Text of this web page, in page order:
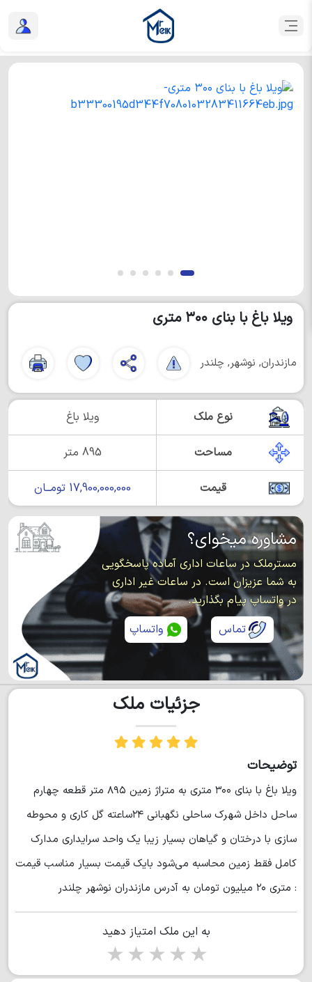
ویلا باغ با بنای ۳۰۰ متری
مازندران, نوشهر, چلندر
نوع ملک ویلا باغ
مساحت 895 متر
قیمت 17,900,000,000 تومــان
مشاوره میخوای؟
مسترملک در ساعات اداری آماده پاسخگویی
به شما عزیزان است. در ساعات غیر اداری
در واتساپ پیام بگذارید.
تماس
واتساپ
جزئیات ملک
توضیحات
ویلا باغ با بنای ۳۰۰ متری به متراژ زمین ۸۹۵ متر قطعه چهارم
ساحل داخل شهرک ساحلی نگهبانی ۲۴ساعته گل کاری و محوطه
سازی با درختان و گیاهان بسیار زیبا یک واحد سرایداری مدارک
کامل فقط زمین محاسبه می‌شود بایک قیمت بسیار مناسب قیمت
: متری ۲۰ میلیون تومان به آدرس مازندران نوشهر چلندر
به این ملک امتیاز دهید
5 stars
4 stars
3 stars
2 stars